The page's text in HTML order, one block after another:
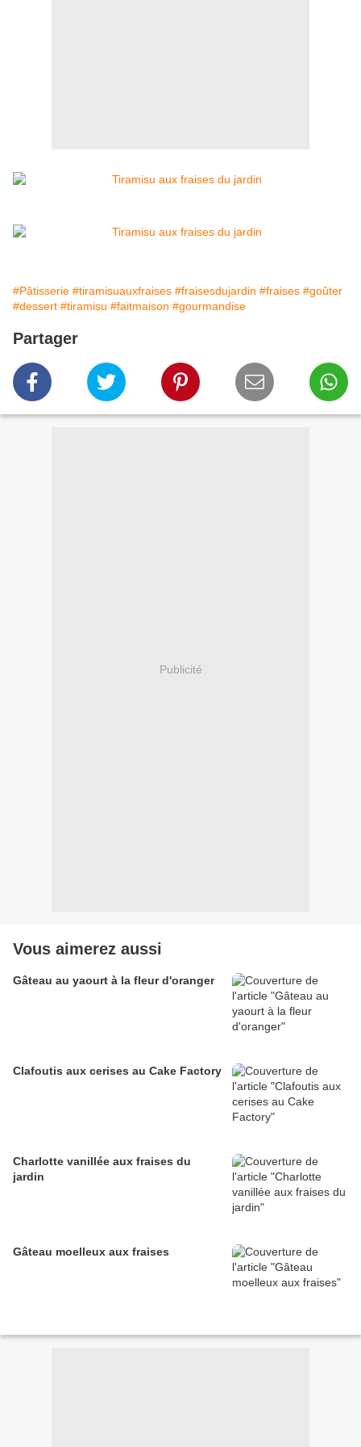
#Pâtisserie #tiramisuauxfraises #fraisesdujardin #fraises #goûter
#dessert #tiramisu #faitmaison #gourmandise
Partager
Publicité
Vous aimerez aussi
Gâteau au yaourt à la fleur d'oranger
Clafoutis aux cerises au Cake Factory
Charlotte vanillée aux fraises du
jardin
Gâteau moelleux aux fraises